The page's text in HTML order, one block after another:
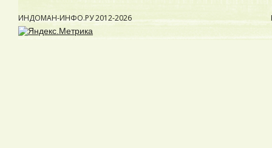
ИНДОМАН-ИНФО.РУ2012-2026